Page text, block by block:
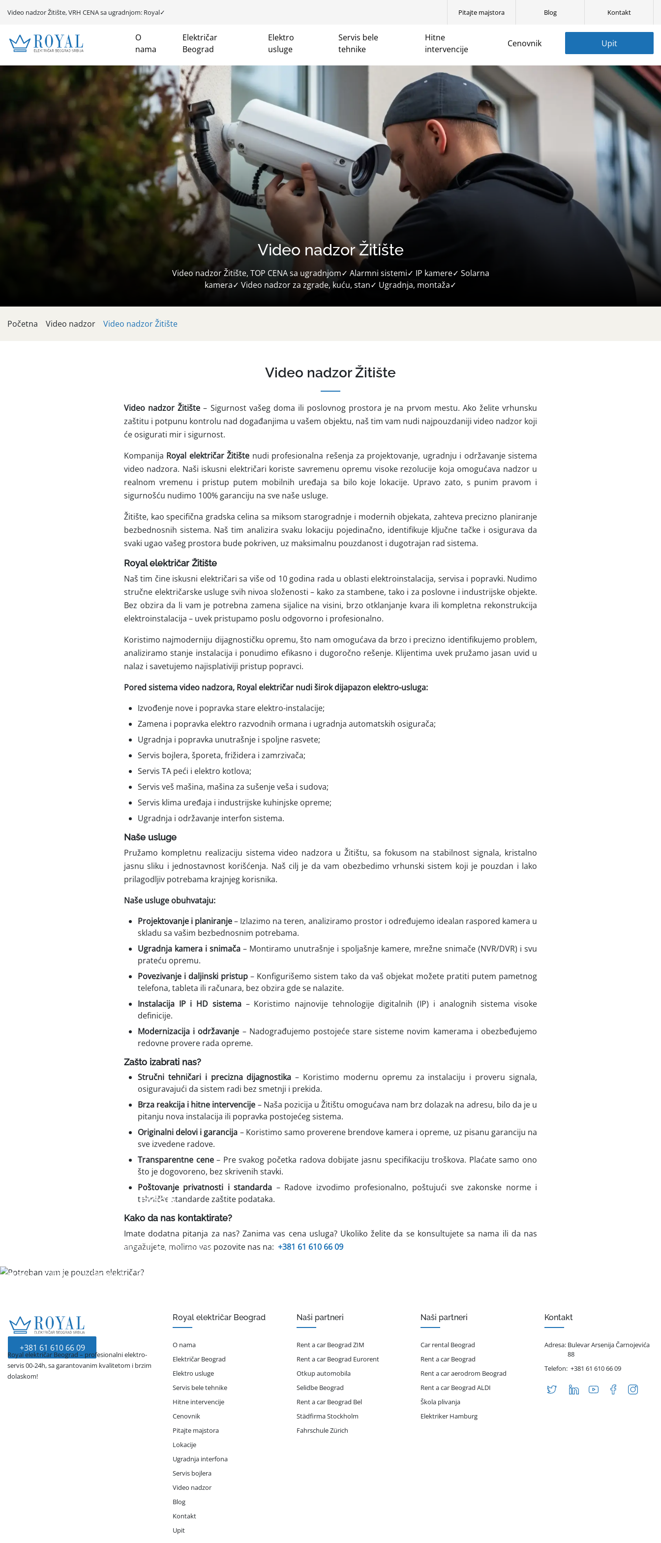
Video nadzor Žitište, VRH CENA sa ugradnjom: Royal✓ Pitajte majstora Blog Kontakt
O
nama
Električar
Beograd
Elektro
usluge
Servis bele
tehnike
Hitne
intervencije
Cenovnik Upit
Video nadzor Žitište
Video nadzor Žitište, TOP CENA sa ugradnjom✓ Alarmni sistemi✓ IP kamere✓ Solarna
kamera✓ Video nadzor za zgrade, kuću, stan✓ Ugradnja, montaža✓
Početna Video nadzor Video nadzor Žitište
Video nadzor Žitište
Video nadzor Žitište – Sigurnost vašeg doma ili poslovnog prostora je na prvom mestu. Ako želite vrhunsku
zaštitu i potpunu kontrolu nad događanjima u vašem objektu, naš tim vam nudi najpouzdaniji video nadzor koji
će osigurati mir i sigurnost.
Kompanija Royal električar Žitište nudi profesionalna rešenja za projektovanje, ugradnju i održavanje sistema
video nadzora. Naši iskusni električari koriste savremenu opremu visoke rezolucije koja omogućava nadzor u
realnom vremenu i pristup putem mobilnih uređaja sa bilo koje lokacije. Upravo zato, s punim pravom i
sigurnošću nudimo 100% garanciju na sve naše usluge.
Žitište, kao specifična gradska celina sa miksom starogradnje i modernih objekata, zahteva precizno planiranje
bezbednosnih sistema. Naš tim analizira svaku lokaciju pojedinačno, identifikuje ključne tačke i osigurava da
svaki ugao vašeg prostora bude pokriven, uz maksimalnu pouzdanost i dugotrajan rad sistema.
Royal električar Žitište
Naš tim čine iskusni električari sa više od 10 godina rada u oblasti elektroinstalacija, servisa i popravki. Nudimo
stručne električarske usluge svih nivoa složenosti – kako za stambene, tako i za poslovne i industrijske objekte.
Bez obzira da li vam je potrebna zamena sijalice na visini, brzo otklanjanje kvara ili kompletna rekonstrukcija
elektroinstalacija – uvek pristupamo poslu odgovorno i profesionalno.
Koristimo najmoderniju dijagnostičku opremu, što nam omogućava da brzo i precizno identifikujemo problem,
analiziramo stanje instalacija i ponudimo efikasno i dugoročno rešenje. Klijentima uvek pružamo jasan uvid u
nalaz i savetujemo najisplativiji pristup popravci.
Pored sistema video nadzora, Royal električar nudi širok dijapazon elektro-usluga:
Izvođenje nove i popravka stare elektro-instalacije;
Zamena i popravka elektro razvodnih ormana i ugradnja automatskih osigurača;
Ugradnja i popravka unutrašnje i spoljne rasvete;
Servis bojlera, šporeta, frižidera i zamrzivača;
Servis TA peći i elektro kotlova;
Servis veš mašina, mašina za sušenje veša i sudova;
Servis klima uređaja i industrijske kuhinjske opreme;
Ugradnja i održavanje interfon sistema.
Naše usluge
Pružamo kompletnu realizaciju sistema video nadzora u Žitištu, sa fokusom na stabilnost signala, kristalno
jasnu sliku i jednostavnost korišćenja. Naš cilj je da vam obezbedimo vrhunski sistem koji je pouzdan i lako
prilagodljiv potrebama krajnjeg korisnika.
Naše usluge obuhvataju:
Projektovanje i planiranje– Izlazimo na teren, analiziramo prostor i određujemo idealan raspored kamera u
skladu sa vašim bezbednosnim potrebama.
Ugradnja kamera i snimača – Montiramo unutrašnje i spoljašnje kamere, mrežne snimače (NVR/DVR) i svu
prateću opremu.
Povezivanje i daljinski pristup – Konfigurišemo sistem tako da vaš objekat možete pratiti putem pametnog
telefona, tableta ili računara, bez obzira gde se nalazite.
Instalacija IP i HD sistema– Koristimo najnovije tehnologije digitalnih (IP) i analognih sistema visoke
definicije.
Modernizacija i održavanje – Nadograđujemo postojeće stare sisteme novim kamerama i obezbeđujemo
redovne provere rada opreme.
Zašto izabrati nas?
Stručni tehničari i precizna dijagnostika – Koristimo modernu opremu za instalaciju i proveru signala,
osiguravajući da sistem radi bez smetnji i prekida.
Brza reakcija i hitne intervencije – Naša pozicija u Žitištu omogućava nam brz dolazak na adresu, bilo da je u
pitanju nova instalacija ili popravka postojećeg sistema.
Originalni delovi i garancija – Koristimo samo proverene brendove kamera i opreme, uz pisanu garanciju na
sve izvedene radove.
Transparentne cene– Pre svakog početka radova dobijate jasnu specifikaciju troškova. Plaćate samo ono
što je dogovoreno, bez skrivenih stavki.
Poštovanje privatnosti i standarda – Radove izvodimo profesionalno, poštujući sve zakonske norme i
tehničke standarde zaštite podataka.
Kako da nas kontaktirate?
Imate dodatna pitanja za nas? Zanima vas cena usluga? Ukoliko želite da se konsultujete sa nama ili da nas
angažujete, molimo vas pozovite nas na: +381 61 610 66 09
Potreban vam je pouzdan
Na pravom ste mestu. Royal električar je firma koja se
pravna i fizička lica u Beogradu i Srbiji. Dostupni smo
Pozovite nas odmah, zašto čekate ako je hitno?
+381 61 610 66 09
Royal električar Beograd – profesionalni elektro-
servis 00-24h, sa garantovanim kvalitetom i brzim
dolaskom!
Royal električar Beograd
O nama
Električar Beograd
Elektro usluge
Servis bele tehnike
Hitne intervencije
Cenovnik
Pitajte majstora
Lokacije
Ugradnja interfona
Servis bojlera
Video nadzor
Blog
Kontakt
Upit
Naši partneri
Rent a car Beograd ZIM
Rent a car Beograd Eurorent
Otkup automobila
Selidbe Beograd
Rent a car Beograd Bel
Städfirma Stockholm
Fahrschule Zürich
Naši partneri
Car rental Beograd
Rent a car Beograd
Rent a car aerodrom Beograd
Rent a car Beograd ALDI
Škola plivanja
Elektriker Hamburg
Kontakt
Adresa: Bulevar Arsenija Čarnojevića
88
Telefon: +381 61 610 66 09